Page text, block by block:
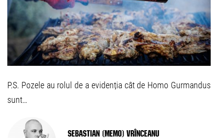
P.S. Pozele au rolul de a evidenția cât de Homo Gurmandus
sunt…
Sebastian (Memo) Vrînceanu